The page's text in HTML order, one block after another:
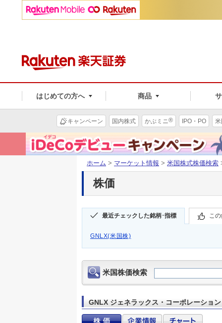
はじめての方へ 商品
キャンペーン 国内株式 かぶミニ® IPO・PO
ホーム > マーケット情報 > 米国株式株価検索
株価
最近チェックした銘柄･指標 こ
GNLX(米国株)